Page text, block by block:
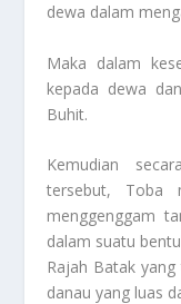
dewa dalam
Maka dalam
kepada dewa
Buhit.
Kemudian
tersebut, Toba
menggenggam
dalam suatu
Rajah Batak
danau yang luas